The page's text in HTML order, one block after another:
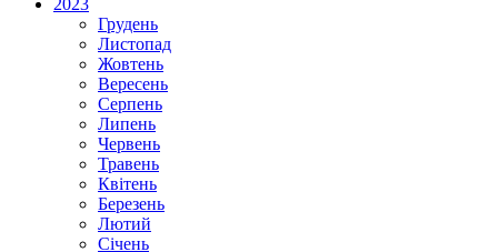
2023
Грудень
Листопад
Жовтень
Вересень
Серпень
Липень
Червень
Травень
Квітень
Березень
Лютий
Січень